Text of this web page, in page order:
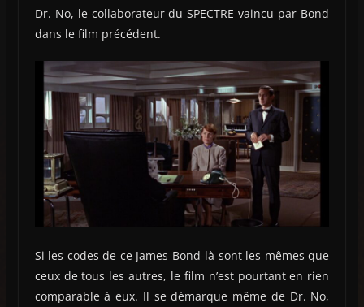
Dr. No, le collaborateur du SPECTRE vaincu par Bond
dans le film précédent.
Si les codes de ce James Bond-là sont les mêmes que
ceux de tous les autres, le film n’est pourtant en rien
comparable à eux. Il se démarque même de Dr. No,